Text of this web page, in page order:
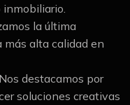
la última
alta calidad en
Nos destacamos por
soluciones creativas